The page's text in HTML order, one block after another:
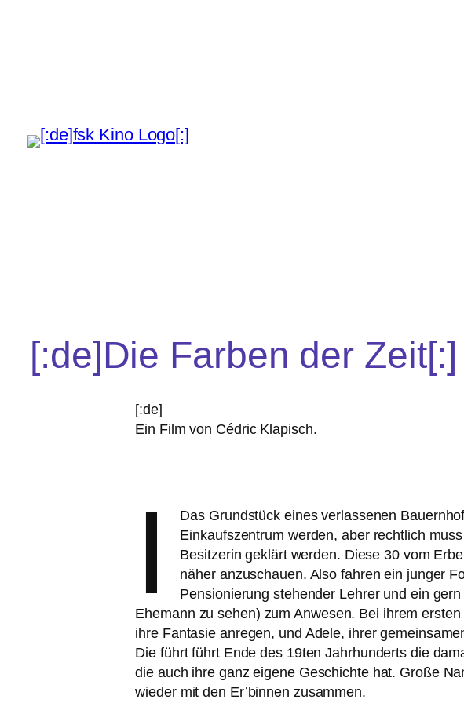
[:de]Die Farben der Zeit[:]
[:de]
Ein Film von Cédric Klapisch.
I
Das Grundstück eines ver­las­se­nen
Einkaufszentrum wer­den, aber recht­lich
Besitzerin geklärt wer­den. Diese 30 vom
näher anzu­schau­en. Also fah­ren ein jun­ger
Pensionierung ste­hen­der Lehrer und ein
Ehemann zu sehen) zum Anwesen. Bei ihrem
ihre Fantasie anre­gen, und Adele, ihrer
Die führt führt Ende des 19ten Jahrhunderts die
die auch ihre ganz eige­ne Geschichte hat. Große
wie­der mit den Er’binnen zusam­men.